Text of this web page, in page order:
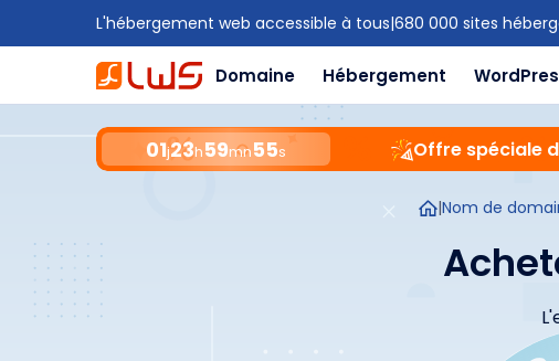
L'hébergement web accessible à tous|680 000 sites
Domaine Hébergement
01j23h59mn54s Offre spéciale
|Nom de